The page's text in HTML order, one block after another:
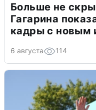
Больше не
Гагарина
кадры с новым
6 августа 114